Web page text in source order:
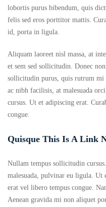
lobortis purus bibendum, quis
felis sed eros porttitor mattis.
id, porta in ligula.
Aliquam laoreet nisl massa, at
et sem sed sollicitudin. Donec
sollicitudin purus, quis rutrum mi
ac nibh facilisis, at malesuada
cursus. Ut et adipiscing erat.
congue.
Quisque This Is A Link
Nullam tempus sollicitudin
malesuada, pulvinar eu ligula. Ut
erat vel libero tempus congue.
Aenean gravida mi non aliquet